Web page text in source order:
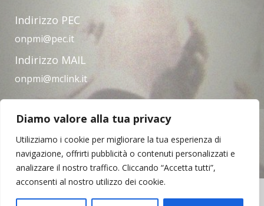
Diamo valore alla tua privacy
Utilizziamo i cookie per migliorare la tua esperienza di
navigazione, offrirti pubblicità o contenuti personalizzati e
analizzare il nostro traffico. Cliccando “Accetta tutti”,
acconsenti al nostro utilizzo dei cookie.
Indirizzo PEC
onpmi@pec.it
Indirizzo MAIL
onpmi@mclink.it
Amministrazione trasparente
Privacy Policy
Note legali
Contatti